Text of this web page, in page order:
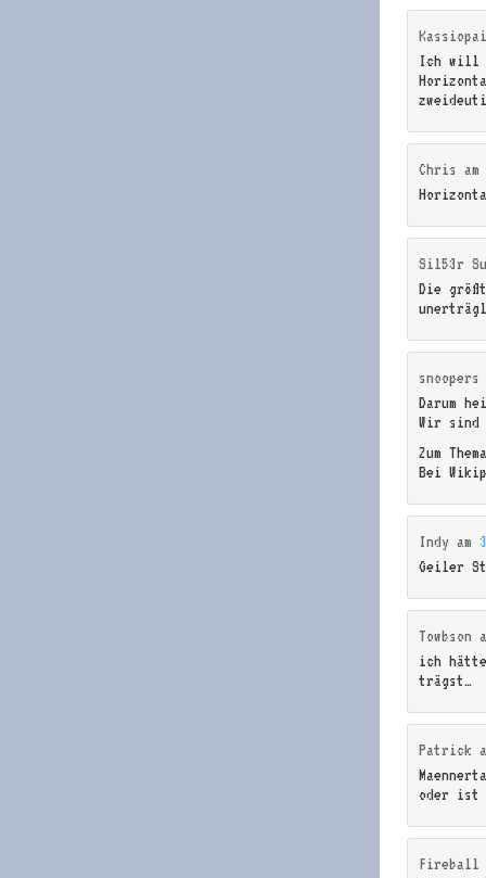
Ich will
Chris am
Sil53r
Die
snoopers
Darum
Wir sind
Zum
Bei
Indy am
Geiler
Towbson
ich
trägst…
Patrick
oder ist
Fireball